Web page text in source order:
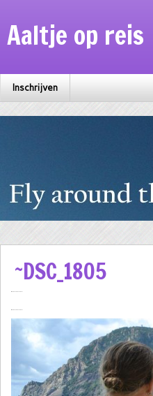
Aaltje op reis
Inschrijven
~DSC_1805